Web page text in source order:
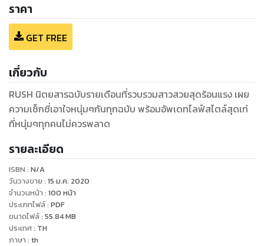
ราคา
GET FREE
เกี่ยวกับ
RUSH นิตยสารฉบับรายเดือนที่รวบรวมสาวสวยสุดร้อนแรง เผย
ความเซ็กซี่เอาใจหนุ่มๆกันทุกฉบับ พร้อมอัพเดทไลฟ์สไตล์สุดเท่
ที่หนุ่มๆทุกคนไม่ควรพลาด
รายละเอียด
ISBN : N/A
วันวางขาย : 15 ม.ค. 2020
จำนวนหน้า : 100 หน้า
ประเภทไฟล์: PDF
ขนาดไฟล์: 55.84MB
ประเทศ: TH
ภาษา : th